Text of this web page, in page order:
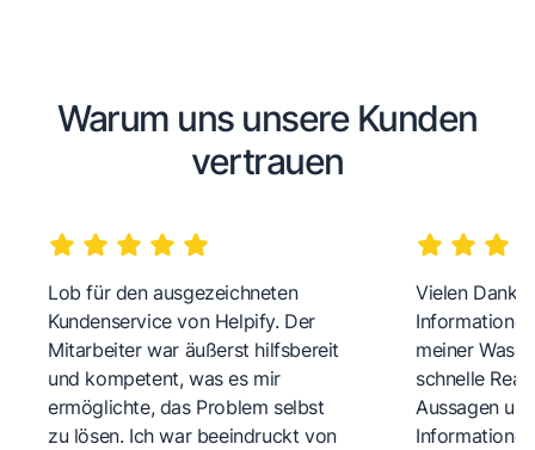
Warum uns unsere Kunden
vertrauen
Lob für den ausgezeichneten
Kundenservice von Helpify. Der
Mitarbeiter war äußerst hilfsbereit
und kompetent, was es mir
ermöglichte, das Problem selbst
zu lösen. Ich war beeindruckt von
Vielen Dank
meiner
schnelle
Aussagen